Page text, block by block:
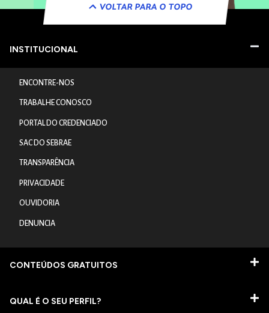
VOLTAR PARA O TOPO
INSTITUCIONAL
ENCONTRE-NOS
TRABALHE CONOSCO
PORTAL DO CREDENCIADO
SAC DO SEBRAE
TRANSPARÊNCIA
PRIVACIDADE
OUVIDORIA
DENUNCIA
CONTEÚDOS GRATUITOS
QUAL É O SEU PERFIL?